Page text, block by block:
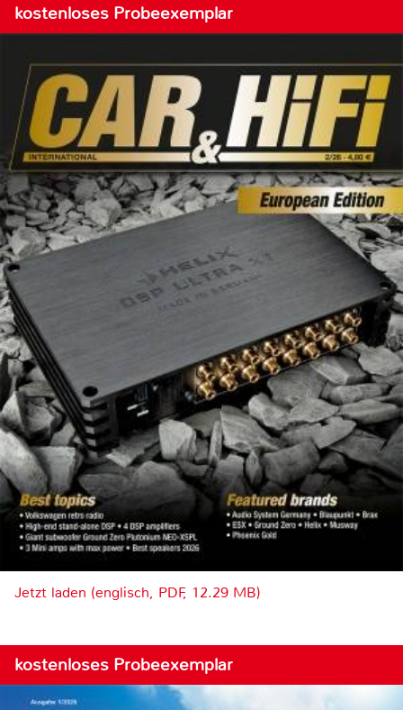
kostenloses Probeexemplar
Jetzt laden (englisch, PDF, 12.29 MB)
kostenloses Probeexemplar